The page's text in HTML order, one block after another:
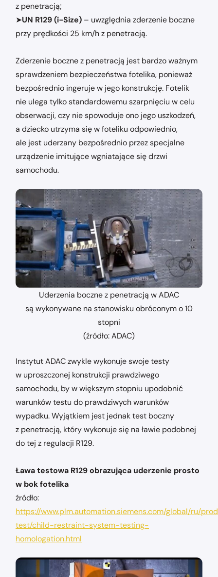
z penetracją;
➤UN R129 (i-Size) – uwzględnia zderzenie boczne
przy prędkości 25 km/h z penetracją.
Zderzenie boczne z penetracją jest bardzo ważnym
sprawdzeniem bezpieczeństwa fotelika, ponieważ
bezpośrednio ingeruje w jego konstrukcję. Fotelik
nie ulega tylko standardowemu szarpnięciu w celu
obserwacji, czy nie spowoduje ono jego uszkodzeń,
a dziecko utrzyma się w foteliku odpowiednio,
ale jest uderzany bezpośrednio przez specjalne
urządzenie imitujące wgniatające się drzwi
samochodu.
Uderzenia boczne z penetracją w ADAC
są wykonywane na stanowisku obróconym o 10
stopni
(źródło: ADAC)
Instytut ADAC zwykle wykonuje swoje testy
w uproszczonej konstrukcji prawdziwego
samochodu, by w większym stopniu upodobnić
warunków testu do prawdziwych warunków
wypadku. Wyjątkiem jest jednak test boczny
z penetracją, który wykonuje się na ławie podobnej
do tej z regulacji R129.
Ława testowa R129 obrazująca uderzenie prosto
w bok fotelika
źródło:
https://www.plm.automation.siemens.com/global/ru/
test/child-restraint-system-testing-
homologation.html